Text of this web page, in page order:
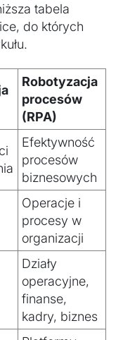
tabela
do których
Robotyzacja
procesów
(RPA)
Efektywność
procesów
biznesowych
Operacje i
procesy w
organizacji
Działy
operacyjne,
finanse,
kadry, biznes